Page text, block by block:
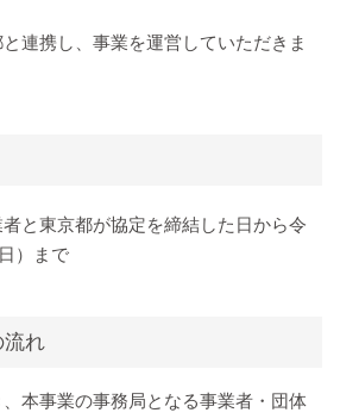
連携し、事業を運営していただきま
と東京都が協定を締結した日から令
）まで
流れ
本事業の事務局となる事業者・団体